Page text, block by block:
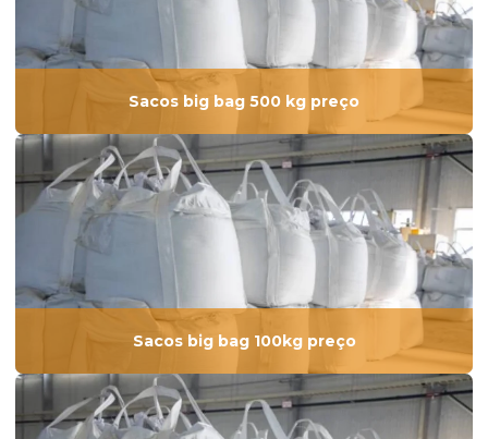
Sacos big bag 500 kg preço
Sacos big bag 100kg preço